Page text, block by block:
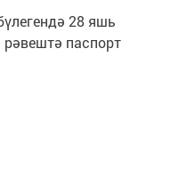
28 яшь
паспорт